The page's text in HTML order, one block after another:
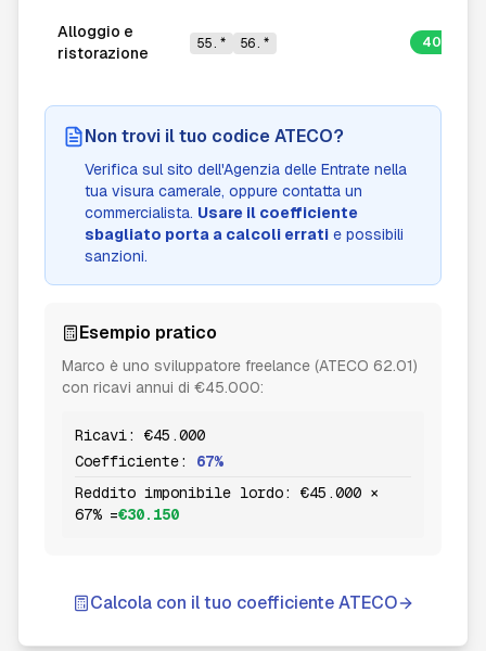
Alloggio e
ristorazione
55.* 56.* 40%
Non trovi il tuo codice ATECO?
Verifica sul sito dell'Agenzia delle Entrate nella
tua visura camerale, oppure contatta un
commercialista. Usare il coefficiente
sbagliato porta a calcoli errati e possibili
sanzioni.
Esempio pratico
Marco è uno sviluppatore freelance (ATECO 62.01)
con ricavi annui di €45.000:
Ricavi: €45.000
Coefficiente: 67%
Reddito imponibile lordo: €45.000 ×
67% =€30.150
Calcola con il tuo coefficiente ATECO